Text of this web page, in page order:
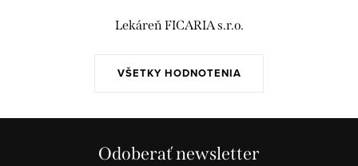
VŠETKY HODNOTENIA
Lekáreň FICARIA s.r.o.
Odoberať newsletter